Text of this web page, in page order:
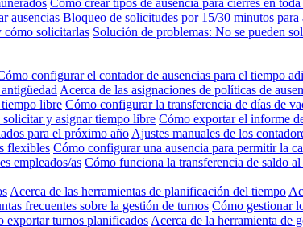
ausencias Bloqueo de solicitudes por 15/30 minutos para
cómo solicitarlas Solución de problemas: No se pueden
configurar el contador de ausencias para el tiempo
Acerca de las asignaciones de políticas de
libre Cómo configurar la transferencia de días de
y asignar tiempo libre Cómo exportar el informe
para el próximo año Ajustes manuales de los
flexibles Cómo configurar una ausencia para permitir la
empleados/as Cómo funciona la transferencia de saldo
Acerca de las herramientas de planificación del tiempo
frecuentes sobre la gestión de turnos Cómo gestionar
exportar turnos planificados Acerca de la herramienta de